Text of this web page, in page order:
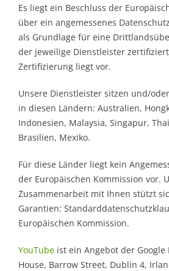
Es liegt ein Beschluss der
über ein angemessenes
als Grundlage für eine
der jeweilige Dienstleister
Zertifizierung liegt vor.
Unsere Dienstleister sitzen und/
in diesen Ländern: Australien,
Indonesien, Malaysia, Singapur,
Brasilien, Mexiko.
Für diese Länder liegt kein
der Europäischen Kommission vor.
Zusammenarbeit mit Ihnen stützt
Garantien:
Europäischen Kommission.
YouTube ist ein Angebot der
House, Barrow Street, Dublin 4,